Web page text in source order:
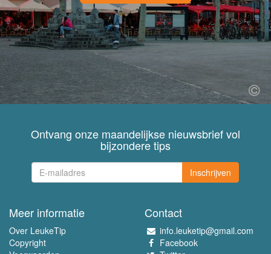
Ontvang onze maandelijkse nieuwsbrief vol
bijzondere tips
Inschrijven
Meer informatie
Over LeukeTip
Copyright
Contact
info.leuketip@gmail.com
Facebook